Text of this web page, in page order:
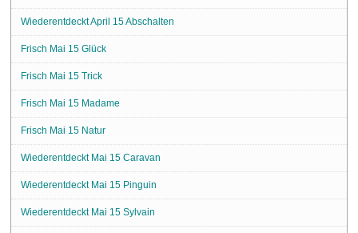
Wiederentdeckt April 15 Abschalten
Frisch Mai 15 Glück
Frisch Mai 15 Trick
Frisch Mai 15 Madame
Frisch Mai 15 Natur
Wiederentdeckt Mai 15 Caravan
Wiederentdeckt Mai 15 Pinguin
Wiederentdeckt Mai 15 Sylvain